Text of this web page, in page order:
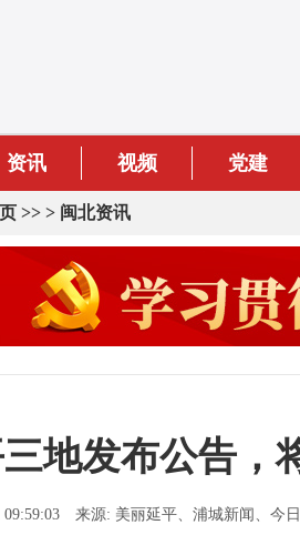
资讯 视频 党建
>> > 闽北资讯
地发布公告，
09:59:03 来源: 美丽延平、浦城新闻、今